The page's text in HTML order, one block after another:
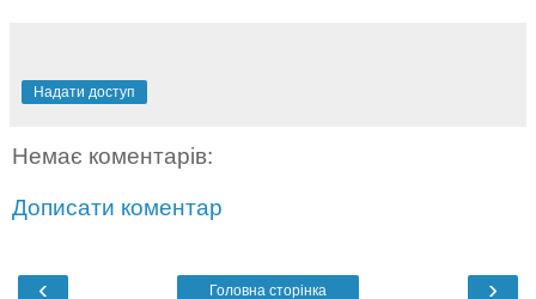
Надати доступ
Немає коментарів:
Дописати коментар
‹ ›
Головна сторінка